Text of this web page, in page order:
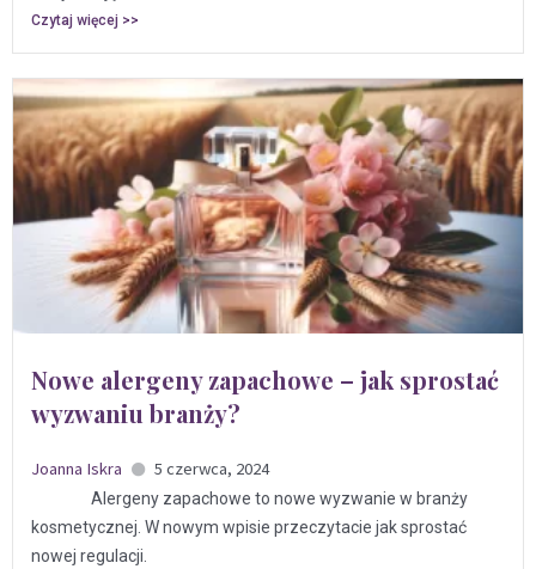
Czytaj więcej >>
Nowe alergeny zapachowe – jak sprostać
wyzwaniu branży?
Joanna Iskra 5 czerwca, 2024
Alergeny zapachowe to nowe wyzwanie w branży
kosmetycznej. W nowym wpisie przeczytacie jak sprostać
nowej regulacji.